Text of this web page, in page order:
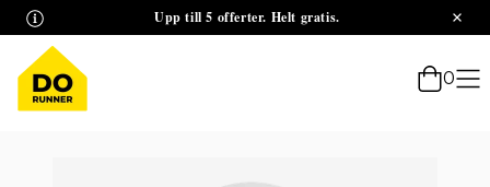
Upp till 5 offerter. Helt gratis.
0